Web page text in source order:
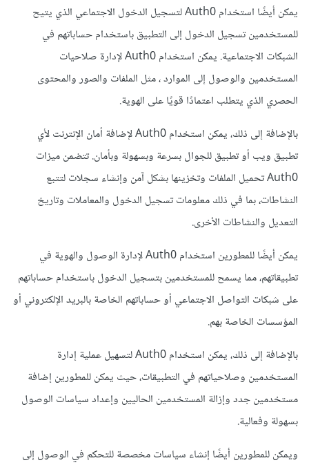
يمكن أيضًا استخدام Auth0 لتسجيل الدخول الاجتماعي الذي يتيح
للمستخدمين تسجيل الدخول إلى التطبيق باستخدام حساباتهم في
الشبكات الاجتماعية. يمكن استخدام Auth0 لإدارة صلاحيات
المستخدمين والوصول إلى الموارد ، مثل الملفات والصور والمحتوى
الحصري الذي يتطلب اعتمادًا قويًا على الهوية.
بالإضافة إلى ذلك، يمكن استخدام Auth0 لإضافة أمان الإنترنت لأي
تطبيق ويب أو تطبيق للجوال بسرعة وبسهولة وبأمان. تتضمن ميزات
Auth0 تحميل الملفات وتخزينها بشكل آمن وإنشاء سجلات لتتبع
النشاطات، بما في ذلك معلومات تسجيل الدخول والمعاملات وتاريخ
التعديل والنشاطات الأخرى.
يمكن أيضًا للمطورين استخدام Auth0 لإدارة الوصول والهوية في
تطبيقاتهم، مما يسمح للمستخدمين بتسجيل الدخول باستخدام حساباتهم
على شبكات التواصل الاجتماعي أو حساباتهم الخاصة بالبريد الإلكتروني أو
المؤسسات الخاصة بهم.
بالإضافة إلى ذلك، يمكن استخدام Auth0 لتسهيل عملية إدارة
المستخدمين وصلاحياتهم في التطبيقات، حيث يمكن للمطورين إضافة
مستخدمين جدد وإزالة المستخدمين الحاليين وإعداد سياسات الوصول
بسهولة وفعالية.
ويمكن للمطورين أيضًا إنشاء سياسات مخصصة للتحكم في الوصول إلى